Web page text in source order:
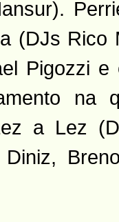
(DJs Rico
Pigozzi
na
a Lez
Diniz,